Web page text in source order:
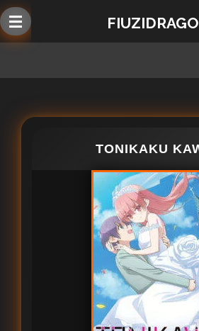
Ir
al
TONIKAKU